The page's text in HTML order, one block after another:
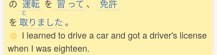
の 運転 を 習 って 、
免許
を
と
取りました。
I learned to drive a car and got a driver's license
when I was eighteen.